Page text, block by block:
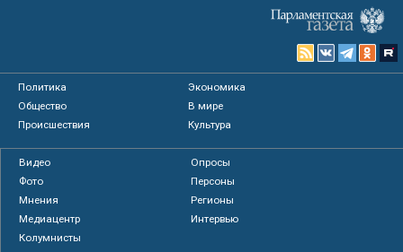
Политика
Экономика
Общество
В мире
Происшествия
Культура
Видео
Опросы
Фото
Персоны
Мнения
Регионы
Медиацентр
Интервью
Колумнисты